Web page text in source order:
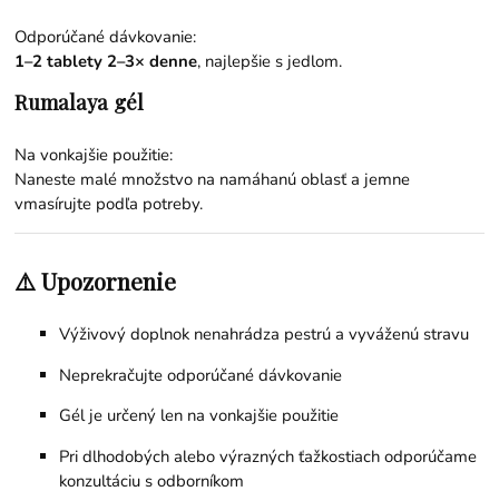
Odporúčané dávkovanie:
1–2 tablety 2–3× denne, najlepšie s jedlom.
Rumalaya gél
Na vonkajšie použitie:
Naneste malé množstvo na namáhanú oblasť a jemne
vmasírujte podľa potreby.
⚠️ Upozornenie
Výživový doplnok nenahrádza pestrú a vyváženú stravu
Neprekračujte odporúčané dávkovanie
Gél je určený len na vonkajšie použitie
Pri dlhodobých alebo výrazných ťažkostiach odporúčame
konzultáciu s odborníkom